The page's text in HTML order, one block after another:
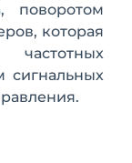
поворотом
которая
сигнальных